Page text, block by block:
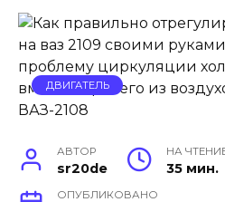
ДВИГАТЕЛЬ
АВТОР
sr20de
НА
35 мин.
ОПУБЛИКОВАНО